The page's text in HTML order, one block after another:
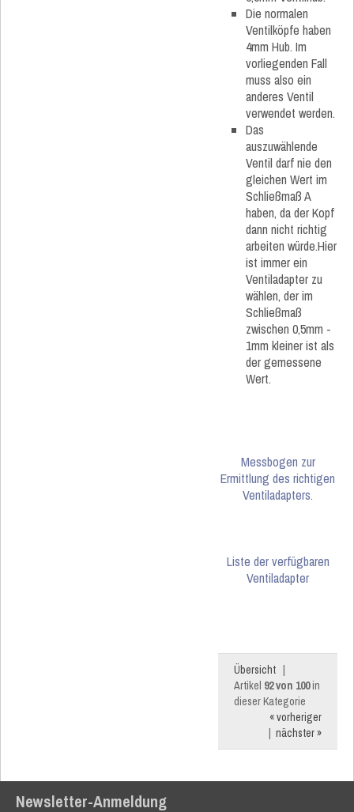
Die normalen
Ventilköpfe haben
4mm Hub. Im
vorliegenden Fall
muss also ein
anderes Ventil
verwendet werden.
Das
auszuwählende
Ventil darf nie den
gleichen Wert im
Schließmaß A
haben, da der Kopf
dann nicht richtig
arbeiten würde.Hier
ist immer ein
Ventiladapter zu
wählen, der im
Schließmaß
zwischen 0,5mm -
1mm kleiner ist als
der gemessene
Wert.
Messbogen zur
Ermittlung des richtigen
Ventiladapters.
Liste der verfügbaren
Ventiladapter
Übersicht |
Artikel 92 von 100in
dieser Kategorie
« vorheriger
| nächster »
Newsletter-Anmeldung